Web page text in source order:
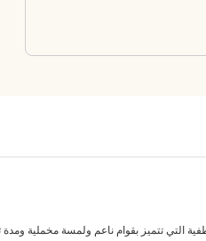
التي تتميز بقوام ناعم ولمسة مخملية